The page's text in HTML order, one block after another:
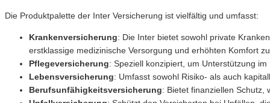
Die Produktpalette der Inter Versicherung ist vielfältig und umfasst:
Krankenversicherung: Die Inter bietet sowohl private
erstklassige medizinische Versorgung und erhöhten Komfort
Pflegeversicherung: Speziell konzipiert, um Unterstützung
Lebensversicherung: Umfasst sowohl Risiko- als auch
Berufsunfähigkeitsversicherung: Bietet finanziellen Schutz,